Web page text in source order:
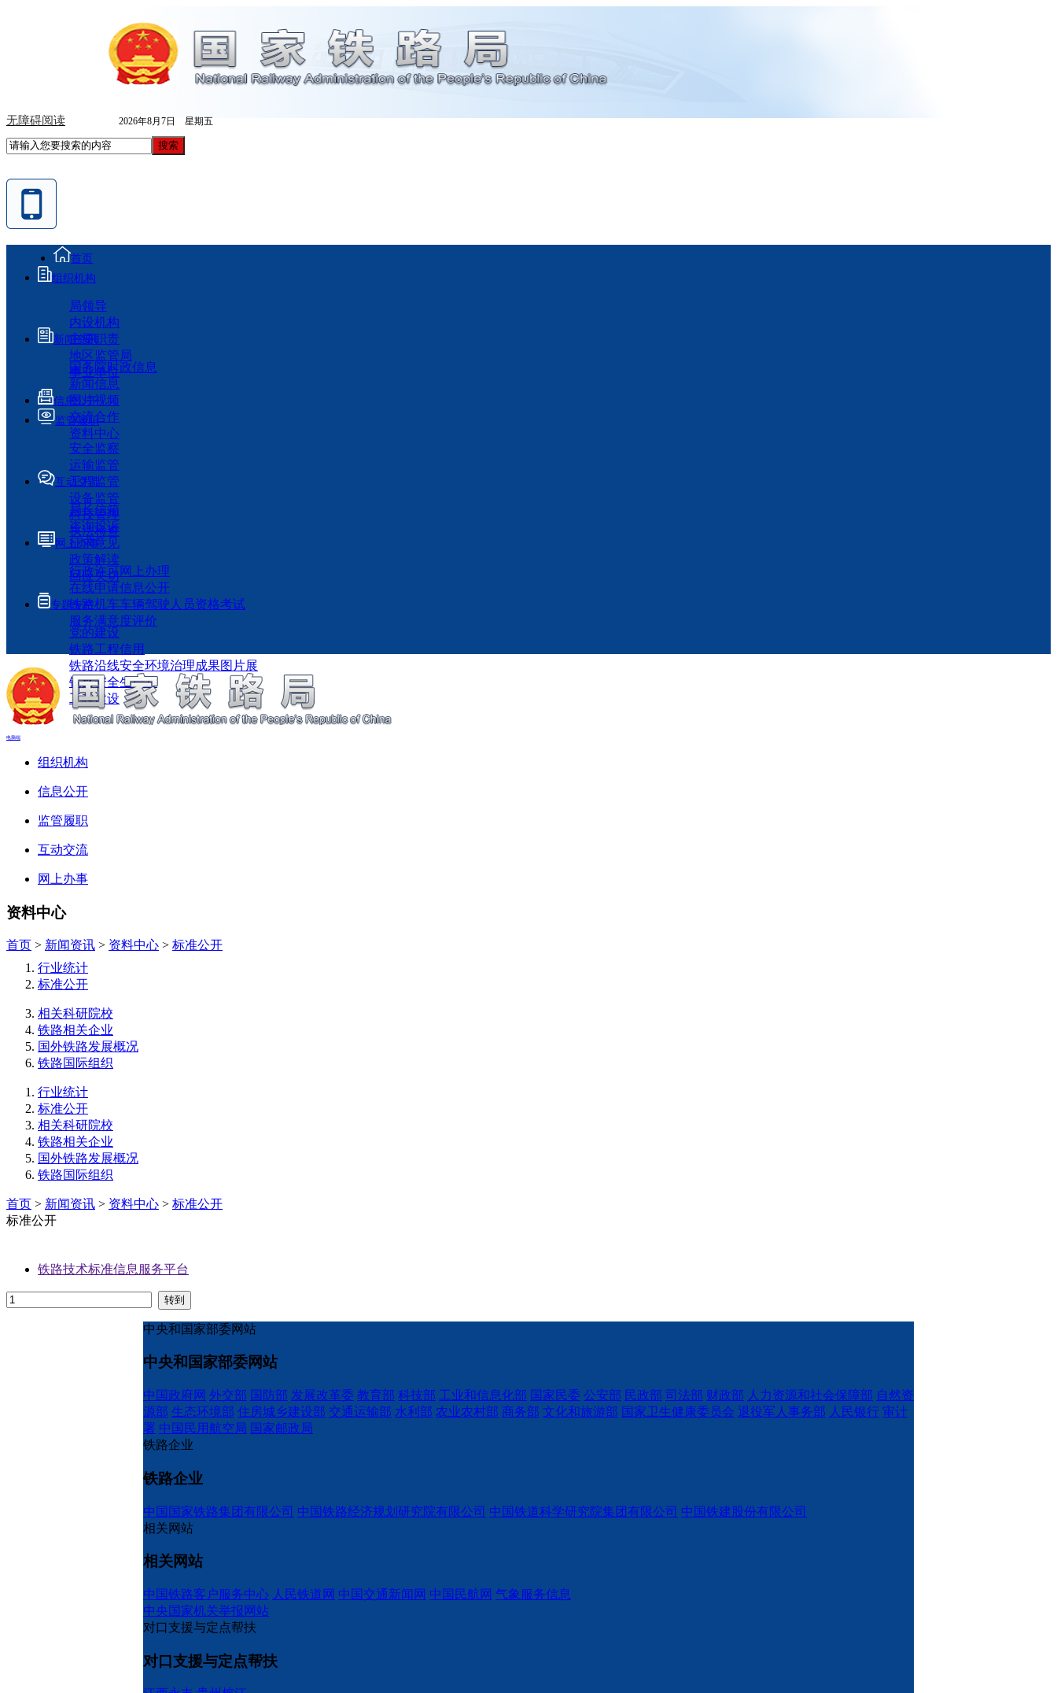
无障碍阅读 2026年8月7日 星期五
首页
组织机构
局领导
内设机构
主要职责
地区监管局
事业单位
新闻资讯
国务院时政信息
新闻信息
图片视频
交流合作
资料中心
信息公开
监管履职
安全监察
运输监管
工程监管
设备监管
科技管理
执法检查
互动交流
局长信箱
咨询投诉
征求意见
政策解读
回应关切
网上办事
行政许可网上办理
在线申请信息公开
铁路机车车辆驾驶人员资格考试
服务满意度评价
专题专栏
党的建设
铁路工程信用
铁路沿线安全环境治理成果图片展
铁路安全生产月
工程建设
电脑端
组织机构
信息公开
监管履职
互动交流
网上办事
资料中心
首页 > 新闻资讯 > 资料中心 > 标准公开
行业统计
标准公开
相关科研院校
铁路相关企业
国外铁路发展概况
铁路国际组织
行业统计
标准公开
相关科研院校
铁路相关企业
国外铁路发展概况
铁路国际组织
首页 > 新闻资讯 > 资料中心 > 标准公开
标准公开
铁路技术标准信息服务平台
中央和国家部委网站
中央和国家部委网站
中国政府网 外交部 国防部 发展改革委 教育部 科技部 工业和信息化部 国家民委 公安部 民政部 司法部 财政部 人力资源和社会保障部 自然资
源部 生态环境部 住房城乡建设部 交通运输部 水利部 农业农村部 商务部 文化和旅游部 国家卫生健康委员会 退役军人事务部 人民银行 审计
署 中国民用航空局 国家邮政局
铁路企业
铁路企业
中国国家铁路集团有限公司 中国铁路经济规划研究院有限公司 中国铁道科学研究院集团有限公司 中国铁建股份有限公司
相关网站
相关网站
中国铁路客户服务中心 人民铁道网 中国交通新闻网 中国民航网 气象服务信息
中央国家机关举报网站
对口支援与定点帮扶
对口支援与定点帮扶